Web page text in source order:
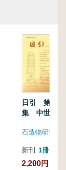
日引 第17
集 中世石造
石造物研究会
新刊 1冊
2,200円